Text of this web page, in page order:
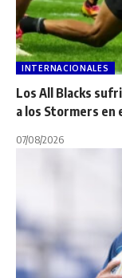
INTERNACIONALES
Los All Blacks
a los Stormers en
07/08/2026